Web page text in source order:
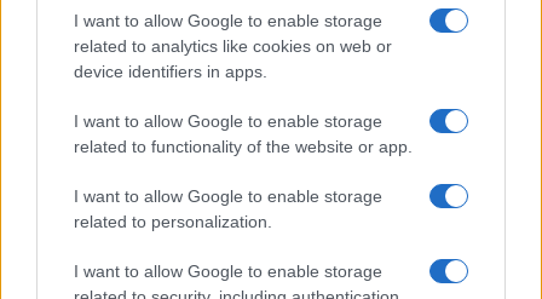
I want to allow Google to enable storage
related to analytics like cookies on web or
device identifiers in apps.
I want to allow Google to enable storage
related to functionality of the website or app.
I want to allow Google to enable storage
related to personalization.
I want to allow Google to enable storage